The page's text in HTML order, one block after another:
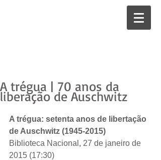
A trégua | 70 anos da
liberação de Auschwitz
A trégua: setenta anos de libertação
de Auschwitz (1945-2015)
Biblioteca Nacional, 27 de janeiro de
2015 (17:30)